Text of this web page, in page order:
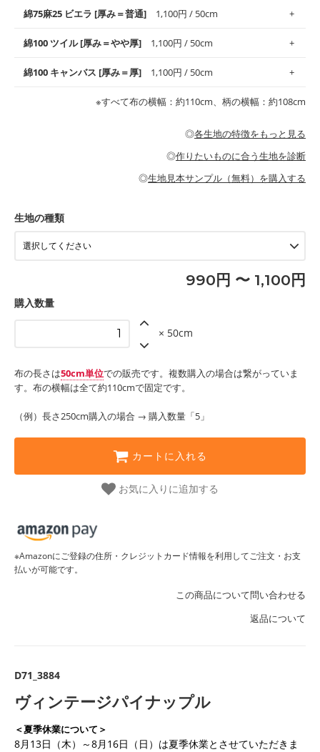
般にお使いいただけます。
※レッスンバッグ、上履き袋などの通園通学グッズにはツイル生
・布団カバーなどの寝具、カーテン
柔らかくふんわりとした肌触りが特徴です。ベビー用品やハンカ
チなど直接肌に触れるアイテムに最適です。高い吸湿性・通気性
す。
・スタイ、おくるみなどのベビーグッズ
・ブラウス、チュニック、ワンピースなどの洋服
・パジャマなどの寝具
上質で薄手の平織りの生地です。軽やかさとなめらかな手触りの
良さが魅力。透け感があるので、涼しげなトップスなどに最適で
・ブラウス、シャツ、チュニックなどのトップス
綿75麻25 ビエラ [厚み＝普通] 1,100円 / 50cm
コットン75％リネン25％の当店のビエラ生地は、オックス生地よ
りもふんわりとした柔らかい質感と適度な落ち感を感じられるの
綿100 ツイル [厚み＝やや厚] 1,100円 / 50cm
綾織りの生地です。しっかりとした張りと厚みがありながらも柔
らかいのが特徴です。生地の厚みは中厚手です。1枚でも透け感
・カーテン、エプロン、テーブルクロスなどの暮らしのアイテム
・パンツ、タックスカートなどのボトムス
もっと詳しく見る
綿100 キャンバス [厚み＝厚] 1,100円 / 50cm
耐久性があります。トートバッグ・ポーチ・ペンケースなどの布
小物、インテリア用品に向いています。
・工作用エプロン
もっと詳しく見る
※すべて布の横幅：約110cm、柄の横幅：約108cm
◎各生地の特徴をもっと見る
◎作りたいものに合う生地を診断
◎生地見本サンプル（無料）を購入する
生地の種類
990円 〜 1,100円
購入数量
× 50cm
布の長さは50cm単位での販売です。複数購入の場合は繋がっていま
す。布の横幅は全て約110cmで固定です。
（例）長さ250cm購入の場合 → 購入数量「5」
カートに入れる
お気に入りに追加する
※Amazonにご登録の住所・クレジットカード情報を利用してご注文・お支
払いが可能です。
この商品について問い合わせる
返品について
D71_3884
ヴィンテージパイナップル
＜夏季休業について＞
8月13日（木）～8月16日（日）は夏季休業とさせていただきま